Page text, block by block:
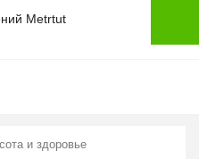
и здоровье